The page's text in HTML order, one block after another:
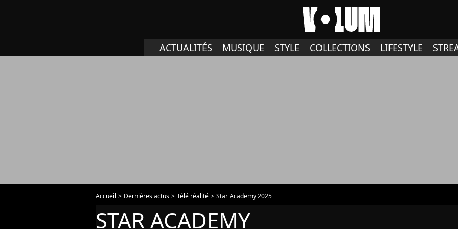
ACTUALITÉS MUSIQUE STYLE COLLECTIONS LIFESTYLE
Accueil Dernières actus Télé réalité Star Academy 2025
STAR ACADEMY